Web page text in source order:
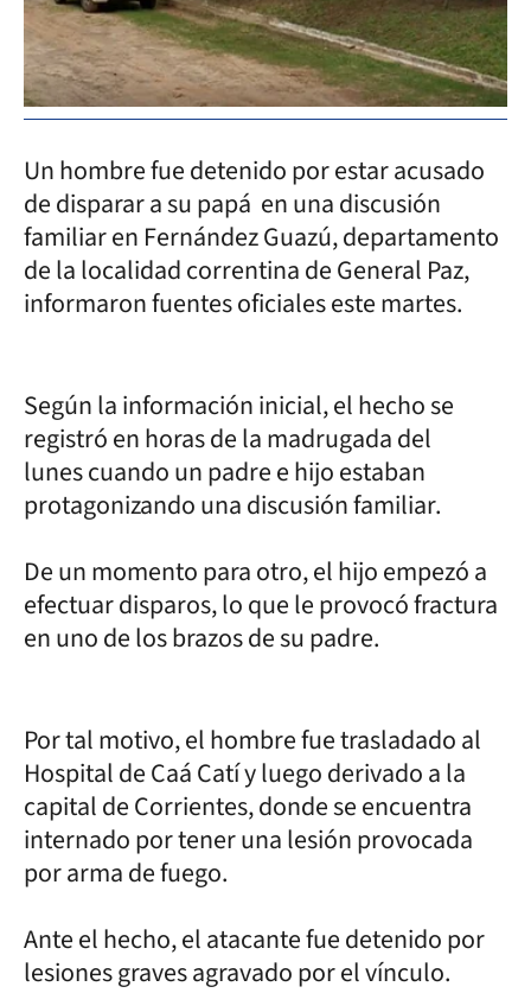
Un hombre fue detenido por estar acusado
de disparar a su papá en una discusión
familiar en Fernández Guazú, departamento
de la localidad correntina de General Paz,
informaron fuentes oficiales este martes.
Según la información inicial, el hecho se
registró en horas de la madrugada del
lunes cuando un padre e hijo estaban
protagonizando una discusión familiar.
De un momento para otro, el hijo empezó a
efectuar disparos, lo que le provocó fractura
en uno de los brazos de su padre.
Por tal motivo, el hombre fue trasladado al
Hospital de Caá Catí y luego derivado a la
capital de Corrientes, donde se encuentra
internado por tener una lesión provocada
por arma de fuego.
Ante el hecho, el atacante fue detenido por
lesiones graves agravado por el vínculo.